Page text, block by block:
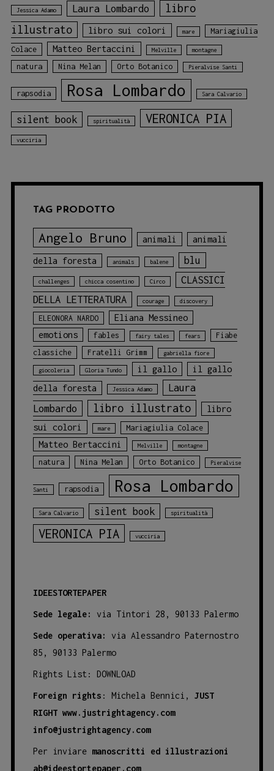
Jessica Adamo Laura Lombardo
libro
illustrato
libro sui colori mare
Mariagiulia
Colace
Matteo Bertaccini Melville montagne
natura Nina Melan Orto Botanico Pieralvise Santi
rapsodia Rosa Lombardo Sara Calvario
silent book spiritualità VERONICA PIA
vucciria
TAG PRODOTTO
Angelo Bruno animali animali
della foresta animals balene blu
challenges chicca cosentino Circo
CLASSICI
DELLA LETTERATURA
courage discovery
ELEONORA NARDO
Eliana Messineo
emotions
fables fairy tales fears
Fiabe
classiche
Fratelli Grimm gabriella fiore
giocoleria Gloria Tundo il gallo
il gallo
della foresta
Jessica Adamo
Laura
Lombardo
libro illustrato
libro
sui colori
mare Mariagiulia Colace
Matteo Bertaccini Melville montagne
natura Nina Melan Orto Botanico Pieralvise
Santi rapsodia Rosa Lombardo
Sara Calvario silent book spiritualità
VERONICA PIA vucciria
IDEESTORTEPAPER
Sede legale: via Tintori 28, 90133 Palermo
Sede operativa:
via Alessandro Paternostro
85, 90133 Palermo
Rights List: DOWNLOAD
Foreign rights : Michela Bennici, JUST
RIGHT www.justrightagency.com
info@justrightagency.com
Per inviare manoscritti ed illustrazioni
ab@ideestortepaper.com